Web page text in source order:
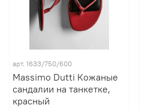
арт. 1633/750/600
Massimo Dutti Кожаные
сандалии на танкетке,
красный